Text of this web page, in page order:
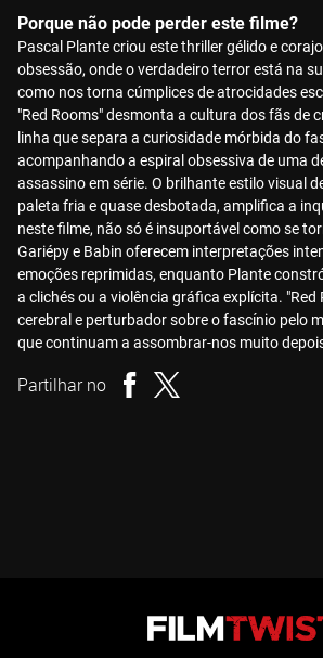
Porque não pode perder este filme?
Pascal Plante criou este thriller gélido e
obsessão, onde o verdadeiro terror está na
como nos torna cúmplices de atrocidades
"Red Rooms" desmonta a cultura dos fãs de
linha que separa a curiosidade mórbida do
acompanhando a espiral obsessiva de uma
assassino em série. O brilhante estilo visual
paleta fria e quase desbotada, amplifica a
neste filme, não só é insuportável como se
Gariépy e Babin oferecem interpretações
emoções reprimidas, enquanto Plante
a clichés ou a violência gráfica explícita. "Red
cerebral e perturbador sobre o fascínio pelo
que continuam a assombrar-nos muito
Partilhar no